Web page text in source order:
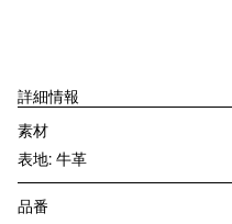
詳細情報
素材
表地: 牛革
品番